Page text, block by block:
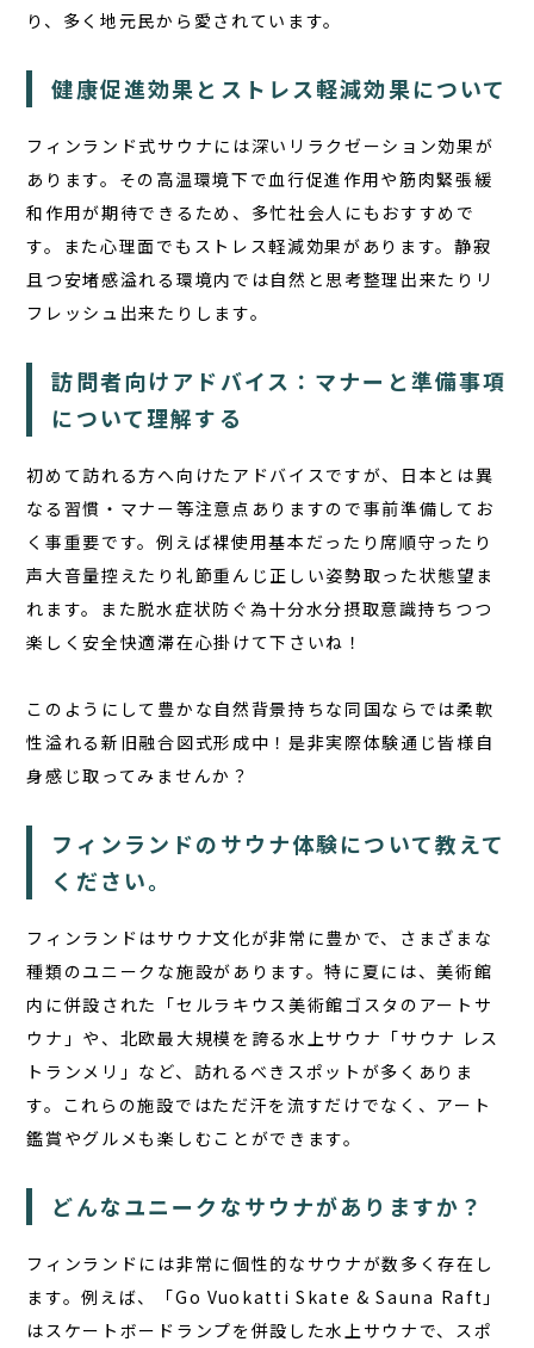
り、多く地元民から愛されています。
健康促進効果とストレス軽減効果について
フィンランド式サウナには深いリラクゼーション効果が
あります。その高温環境下で血行促進作用や筋肉緊張緩
和作用が期待できるため、多忙社会人にもおすすめで
す。また心理面でもストレス軽減効果があります。静寂
且つ安堵感溢れる環境内では自然と思考整理出来たりリ
フレッシュ出来たりします。
訪問者向けアドバイス：マナーと準備事項
について理解する
初めて訪れる方へ向けたアドバイスですが、日本とは異
なる習慣・マナー等注意点ありますので事前準備してお
く事重要です。例えば裸使用基本だったり席順守ったり
声大音量控えたり礼節重んじ正しい姿勢取った状態望ま
れます。また脱水症状防ぐ為十分水分摂取意識持ちつつ
楽しく安全快適滞在心掛けて下さいね！
このようにして豊かな自然背景持ちな同国ならでは柔軟
性溢れる新旧融合図式形成中！是非実際体験通じ皆様自
身感じ取ってみませんか？
フィンランドのサウナ体験について教えて
ください。
フィンランドはサウナ文化が非常に豊かで、さまざまな
種類のユニークな施設があります。特に夏には、美術館
内に併設された「セルラキウス美術館ゴスタのアートサ
ウナ」や、北欧最大規模を誇る水上サウナ「サウナ レス
トランメリ」など、訪れるべきスポットが多くありま
す。これらの施設ではただ汗を流すだけでなく、アート
鑑賞やグルメも楽しむことができます。
どんなユニークなサウナがありますか？
フィンランドには非常に個性的なサウナが数多く存在し
ます。例えば、「Go Vuokatti Skate & Sauna Raft」
はスケートボードランプを併設した水上サウナで、スポ